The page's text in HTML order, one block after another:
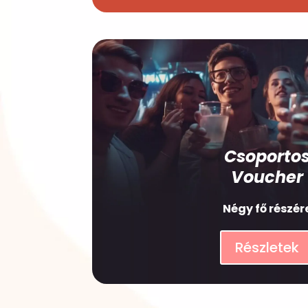
Voucher
Négy fő
Részletek